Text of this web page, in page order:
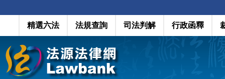
精選六法 法規查詢 司法判解 行政函釋